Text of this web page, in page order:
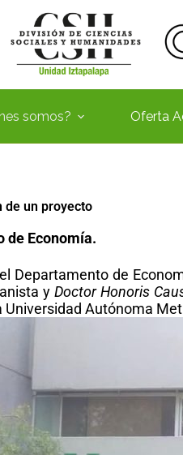
somos? Oferta
de un proyecto
de Economía.
Departamento de
yDoctor Honoris
Universidad Autónoma